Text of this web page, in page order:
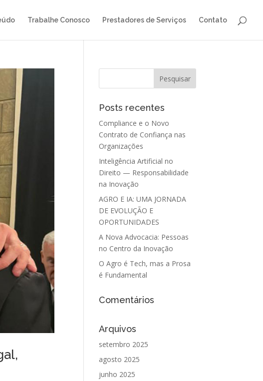
Trabalhe Conosco Prestadores de Serviços Contato
Posts recentes
Compliance e o Novo
Contrato de Confiança nas
Organizações
Inteligência Artificial no
Direito — Responsabilidade
na Inovação
AGRO E IA: UMA JORNADA
DE EVOLUÇÃO E
OPORTUNIDADES
A Nova Advocacia: Pessoas
no Centro da Inovação
O Agro é Tech, mas a Prosa
é Fundamental
Comentários
Arquivos
setembro 2025
agosto 2025
junho 2025